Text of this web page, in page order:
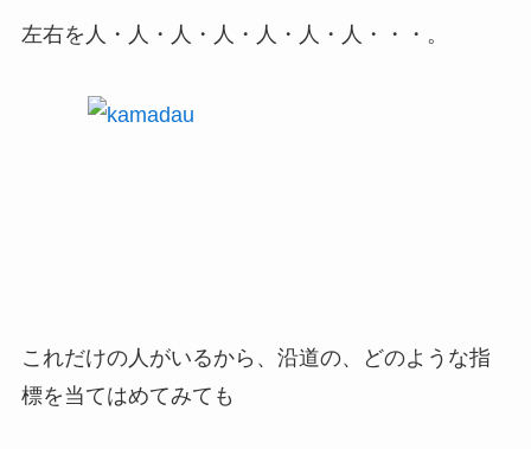
左右を人・人・人・人・人・人・人・・・。
これだけの人がいるから、沿道の、どのような指
標を当てはめてみても